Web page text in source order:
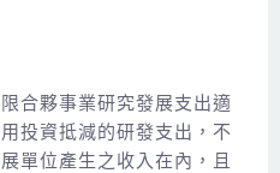
合夥事業研究發展支出適
投資抵減的研發支出，不
單位產生之收入在內，且